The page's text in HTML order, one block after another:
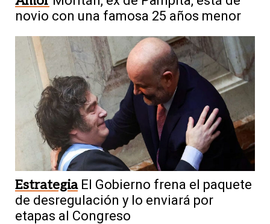
novio con una famosa 25 años menor
Estrategia El Gobierno frena el paquete
de desregulación y lo enviará por
etapas al Congreso